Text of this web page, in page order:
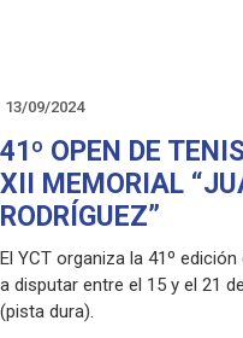
13/09/2024
41º OPEN DE
XII MEMORIAL
RODRÍGUEZ”
El YCT organiza la 41º edición
a disputar entre el 15 y el 21
(pista dura).